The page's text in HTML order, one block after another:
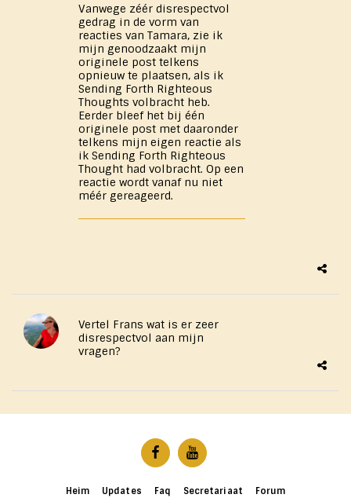
Vanwege zéér disrespectvol
gedrag in de vorm van
reacties van Tamara, zie ik
mijn genoodzaakt mijn
originele post telkens
opnieuw te plaatsen, als ik
Sending Forth Righteous
Thoughts volbracht heb.
Eerder bleef het bij één
originele post met daaronder
telkens mijn eigen reactie als
ik Sending Forth Righteous
Thought had volbracht. Op een
reactie wordt vanaf nu niet
méér gereageerd.
Vertel Frans wat is er zeer
disrespectvol aan mijn ​
vragen?
Heim Updates Faq Secretariaat Forum